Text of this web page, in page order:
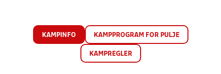
KAMPINFO KAMPPROGRAM FOR PULJE
KAMPREGLER